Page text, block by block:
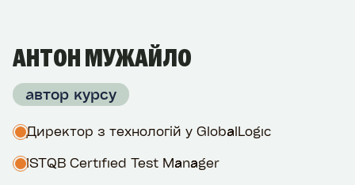
АНТОН МУЖАЙЛО
автор курсу
Директор з технологій у GlobalLogic
ISTQB Certified Test Manager